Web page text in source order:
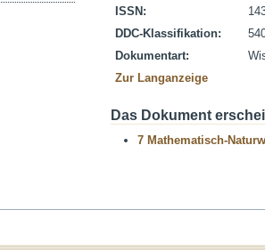
ISSN:
DDC-Klassifikation:
Dokumentart:
Zur Langanzeige
Das Dokument
7 Mathematisch-